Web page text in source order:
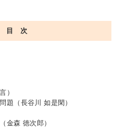
目 次
）
題（長谷川 如是閑）
金森 徳次郎）